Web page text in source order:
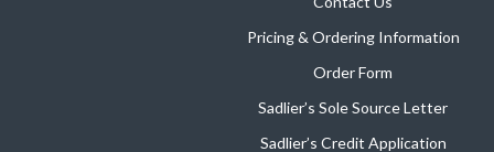
Pricing & Ordering Information
Order Form
Sadlier’s Sole Source Letter
Sadlier’s Credit Application